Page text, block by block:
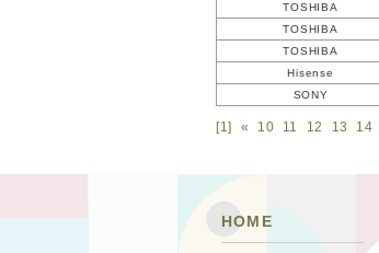
TOSHIBA
TOSHIBA
TOSHIBA
Hisense
SONY
[1] « 10 11 12 13 14
HOME